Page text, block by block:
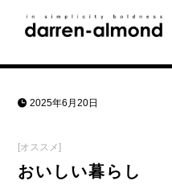
2025年6月20日
[オススメ]
おいしい暮らし